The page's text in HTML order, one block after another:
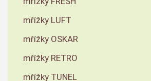
mřížky LUFT
mřížky OSKAR
mřížky RETRO
mřížky TUNEL